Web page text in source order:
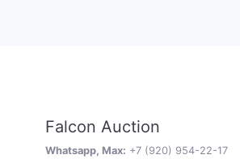
Falcon Auction
Whatsapp, Max: +7 (920) 954-22-17